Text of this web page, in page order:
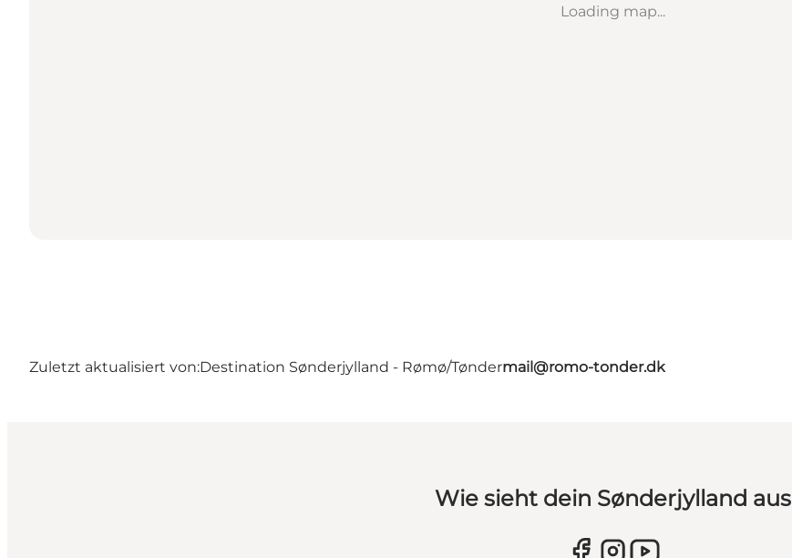
Loading map...
Zuletzt aktualisiert von:Destination Sønderjylland - Rømø/Tøndermail@romo-tonder.dk
Wie sieht dein Sønderjylland aus